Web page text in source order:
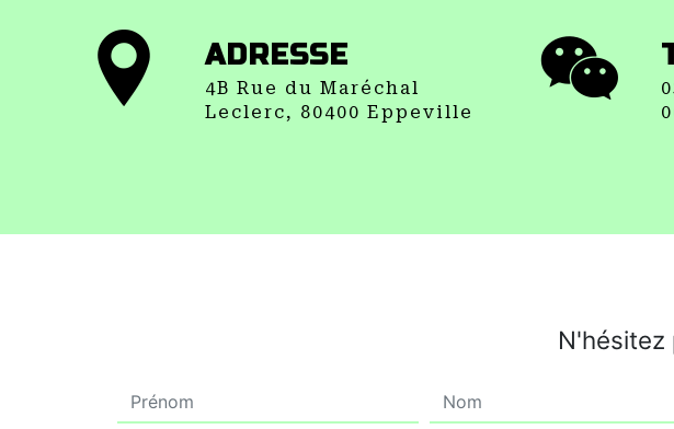
ADRESSE
4B Rue du Maréchal
Leclerc, 80400 Eppeville
N'hésitez